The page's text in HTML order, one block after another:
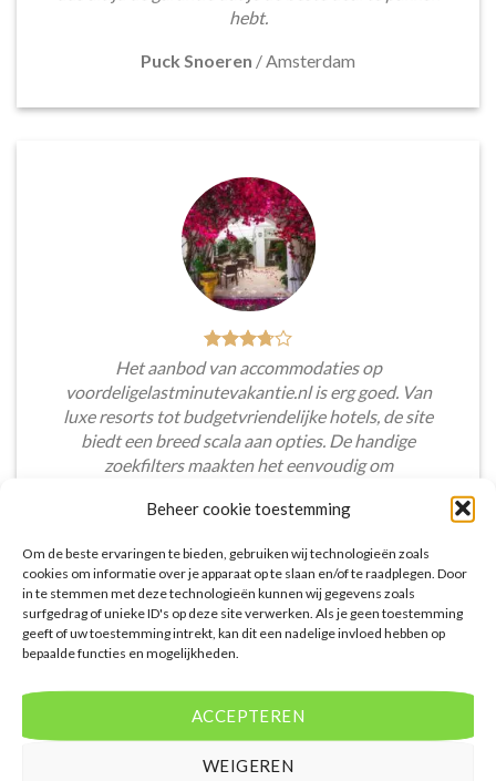
Beheer cookie toestemming
Om de beste ervaringen te bieden, gebruiken wij technologieën zoals
cookies om informatie over je apparaat op te slaan en/of te raadplegen. Door
in te stemmen met deze technologieën kunnen wij gegevens zoals
surfgedrag of unieke ID's op deze site verwerken. Als je geen toestemming
geeft of uw toestemming intrekt, kan dit een nadelige invloed hebben op
bepaalde functies en mogelijkheden.
ACCEPTEREN
WEIGEREN
hebt.
Puck Snoeren /Amsterdam
Het aanbod van accommodaties op
voordeligelastminutevakantie.nl is erg goed. Van
luxe resorts tot budgetvriendelijke hotels, de site
biedt een breed scala aan opties. De handige
zoekfilters maakten het eenvoudig om
voorkeuren en budget.
Tim Beukers/Tilburg